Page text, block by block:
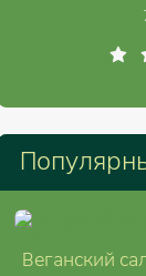
Веганский